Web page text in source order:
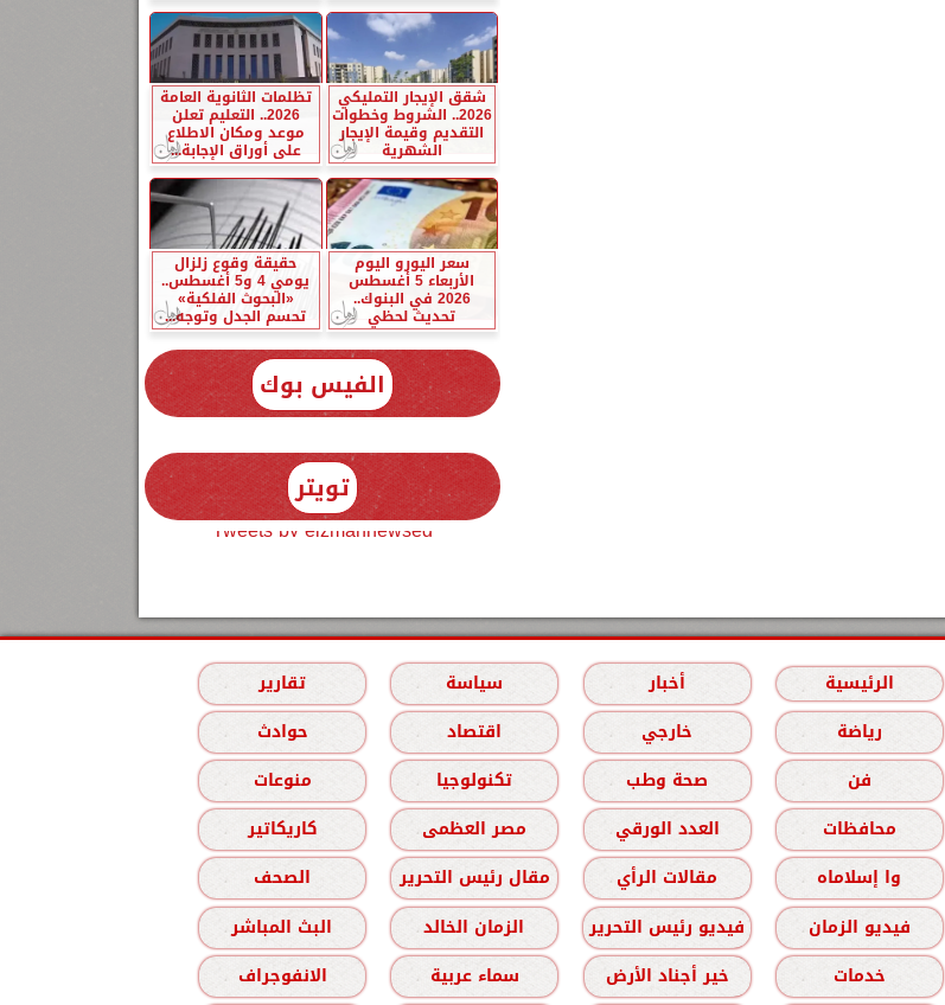
شقق الإيجار التمليكي
2026.. الشروط وخطوات
التقديم وقيمة الإيجار
الشهرية
تظلمات الثانوية العامة
2026.. التعليم تعلن
موعد ومكان الاطلاع
على أوراق الإجابة...
سعر اليورو اليوم
الأربعاء 5 أغسطس
2026 في البنوك..
تحديث لحظي
حقيقة وقوع زلزال
يومي 4 و5 أغسطس..
«البحوث الفلكية»
تحسم الجدل وتوجه...
الفيس بوك
تويتر
Tweets by elzmannewseg
الرئيسية أخبار سياسة
تقارير
رياضة
خارجي اقتصاد
حوادث
فن
صحة وطب تكنولوجيا
منوعات
محافظات
العدد الورقي مصر العظمى
كاريكاتير
وا إسلاماه
مقالات الرأي مقال رئيس التحرير
الصحف
فيديو الزمان
فيديو رئيس التحرير الزمان الخالد
البث المباشر
خدمات
خير أجناد الأرض سماء عربية الانفوجراف